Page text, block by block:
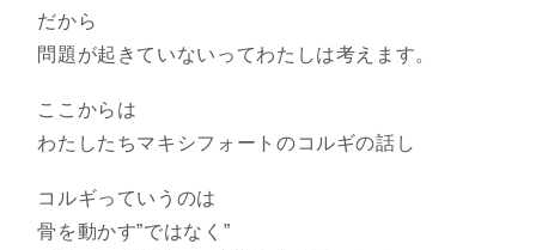
だから
問題が起きていないってわたしは考えます。
ここからは
わたしたちマキシフォートのコルギの話し
コルギっていうのは
骨を動かす”ではなく”